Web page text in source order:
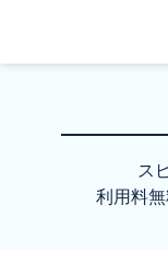
ス
利用料無